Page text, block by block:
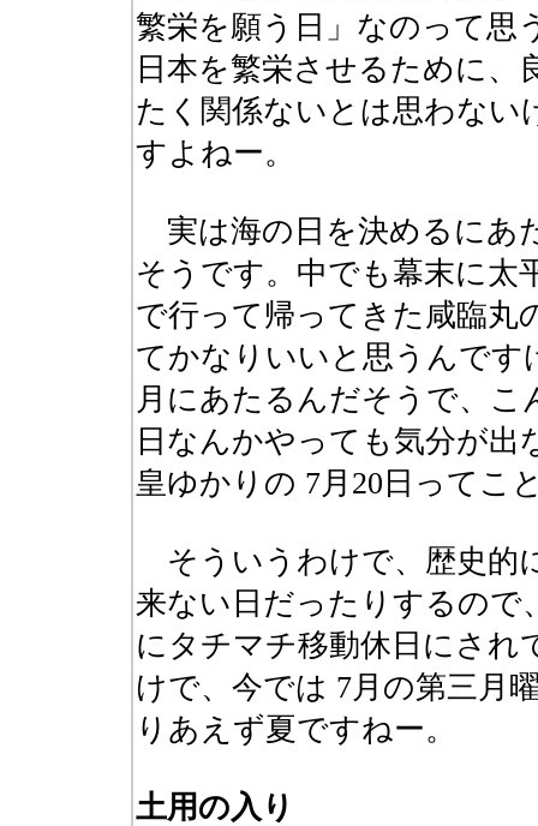
繁栄を願う日」なのって思
日本を繁栄させるために
たく関係ないとは思わな
すよねー。
実は海の日を決めるにあ
そうです。中でも幕末に太
で行って帰ってきた咸臨丸
てかなりいいと思うんです
月にあたるんだそうで、
日なんかやっても気分が
皇ゆかりの 7月20日ってこ
そういうわけで、歴史的
来ない日だったりするので
にタチマチ移動休日にさ
けで、今では 7月の第三月
りあえず夏ですねー。
土用の入り